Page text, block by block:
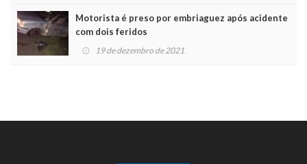
Motorista é preso por embriaguez após acidente
com dois feridos
19 de dezembro de 2021